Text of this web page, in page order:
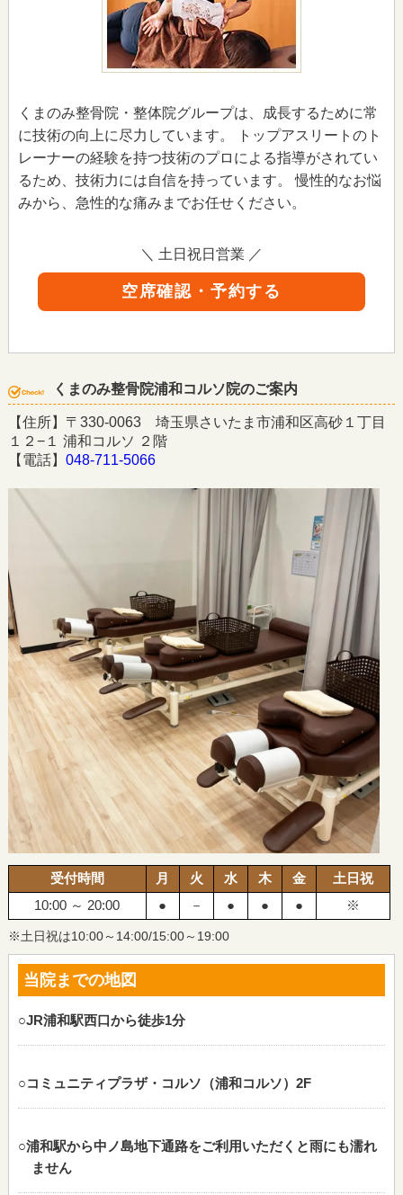
くまのみ整骨院・整体院グループは、成長するために常
に技術の向上に尽力しています。 トップアスリートのト
レーナーの経験を持つ技術のプロによる指導がされてい
るため、技術力には自信を持っています。 慢性的なお悩
みから、急性的な痛みまでお任せください。
＼ 土日祝日営業 ／
空席確認・予約する
くまのみ整骨院浦和コルソ院のご案内
【住所】〒330-0063 埼玉県さいたま市浦和区高砂１丁目
１２−１ 浦和コルソ ２階
【電話】 048-711-5066
受付時間 月 火 水 木 金
土日祝
10:00 ～ 20:00
● － ● ● ● ※
※土日祝は10:00～14:00/15:00～19:00
当院までの地図
○JR浦和駅西口から徒歩1分
○コミュニティプラザ・コルソ（浦和コルソ）2F
○浦和駅から中ノ島地下通路をご利用いただくと雨にも濡れ
ません